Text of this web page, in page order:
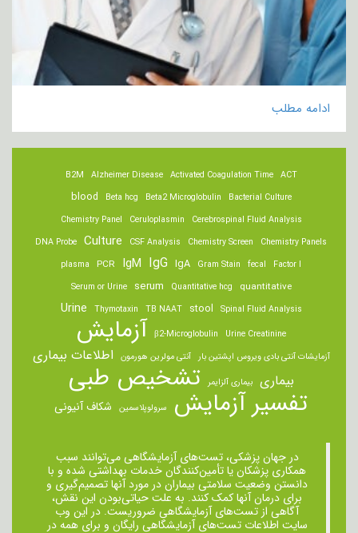
ادامه مطلب
ACT
Activated Coagulation Time
Alzheimer Disease
B2M
Bacterial Culture
Beta2 Microglobulin
Beta hcg
blood
Cerebrospinal Fluid Analysis
Ceruloplasmin
Chemistry Panel
Chemistry Panels
Chemistry Screen
CSF Analysis
Culture
DNA Probe
Factor I
fecal
Gram Stain
IgA
IgG
IgM
PCR
plasma
quantitative
Quantitative hcg
serum
Serum or Urine
Spinal Fluid Analysis
stool
TB NAAT
Thymotaxin
Urine
Urine Creatinine
β2-Microglobulin آزمایش
آزمایشات آنتی بادی ویروس اپشتین بار آنتی مولرین هورمون اطلاعات بیماری
بیماری بیماری آلزایمر تشخیص طبی
تفسیر آزمایش سرولوپلاسمین شکاف آنیونی
در جهان پزشکی، تست‌های آزمایشگاهی می‌توانند سبب
همکاری پزشکان یا تأمین‌کنندگان خدمات بهداشتی شده و با
دانستن وضعیت سلامتی بیماران در مورد آنها تصمیم‌گیری و
برای درمان ‌آنها کمک کنند. به علت حیاتی‌بودن این نقش،
آگاهی از تست‌های آزمایشگاهی ضروریست. در این وب
سایت اطلاعات تست‌های آزمایشگاهی رایگان و برای همه در